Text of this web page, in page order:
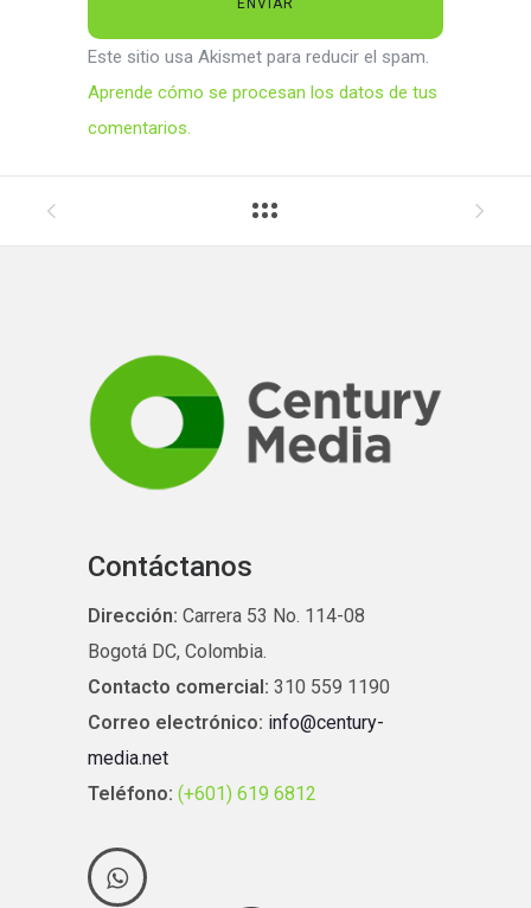
Este sitio usa Akismet para reducir el spam.
Aprende cómo se procesan los datos de tus
comentarios.
Contáctanos
Dirección: Carrera 53 No. 114-08
Bogotá DC, Colombia.
Contacto comercial: 310 559 1190
Correo electrónico: info@century-
media.net
Teléfono: (+601) 619 6812